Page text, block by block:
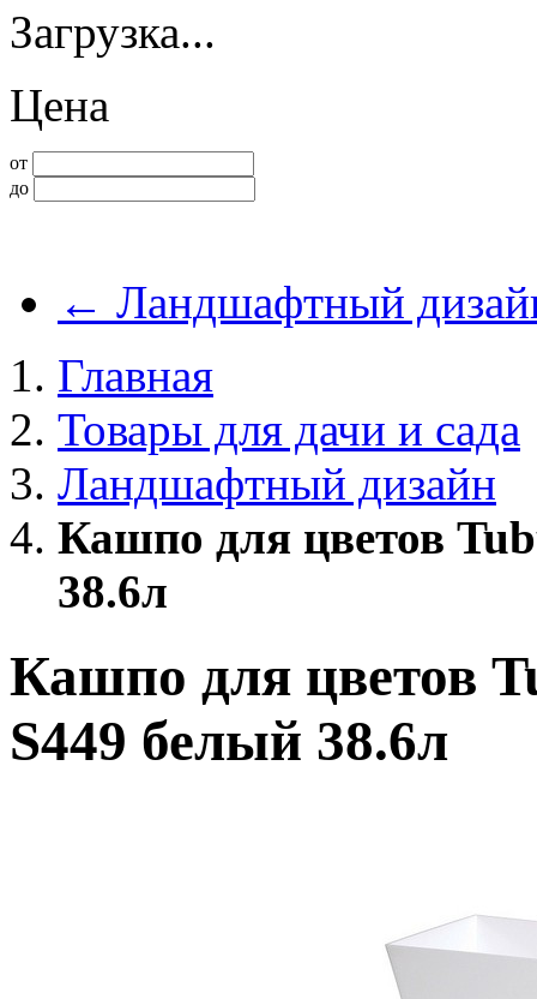
Загрузка...
Цена
от
до
← Ландшафтный
Главная
Товары для дачи и сада
Ландшафтный дизайн
Кашпо для цветов
38.6л
Кашпо для цветов
S449 белый 38.6л